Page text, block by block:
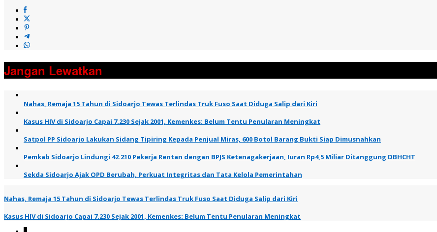
Jangan Lewatkan
Nahas, Remaja 15 Tahun di Sidoarjo Tewas Terlindas Truk Fuso Saat Diduga Salip dari Kiri
Kasus HIV di Sidoarjo Capai 7.230 Sejak 2001, Kemenkes: Belum Tentu Penularan Meningkat
Satpol PP Sidoarjo Lakukan Sidang Tipiring Kepada Penjual Miras, 600 Botol Barang Bukti Siap Dimusnahkan
Pemkab Sidoarjo Lindungi 42.210 Pekerja Rentan dengan BPJS Ketenagakerjaan, Iuran Rp4,5 Miliar Ditanggung DBHCHT
Sekda Sidoarjo Ajak OPD Berubah, Perkuat Integritas dan Tata Kelola Pemerintahan
Nahas, Remaja 15 Tahun di Sidoarjo Tewas Terlindas Truk Fuso Saat Diduga Salip dari Kiri
Kasus HIV di Sidoarjo Capai 7.230 Sejak 2001, Kemenkes: Belum Tentu Penularan Meningkat